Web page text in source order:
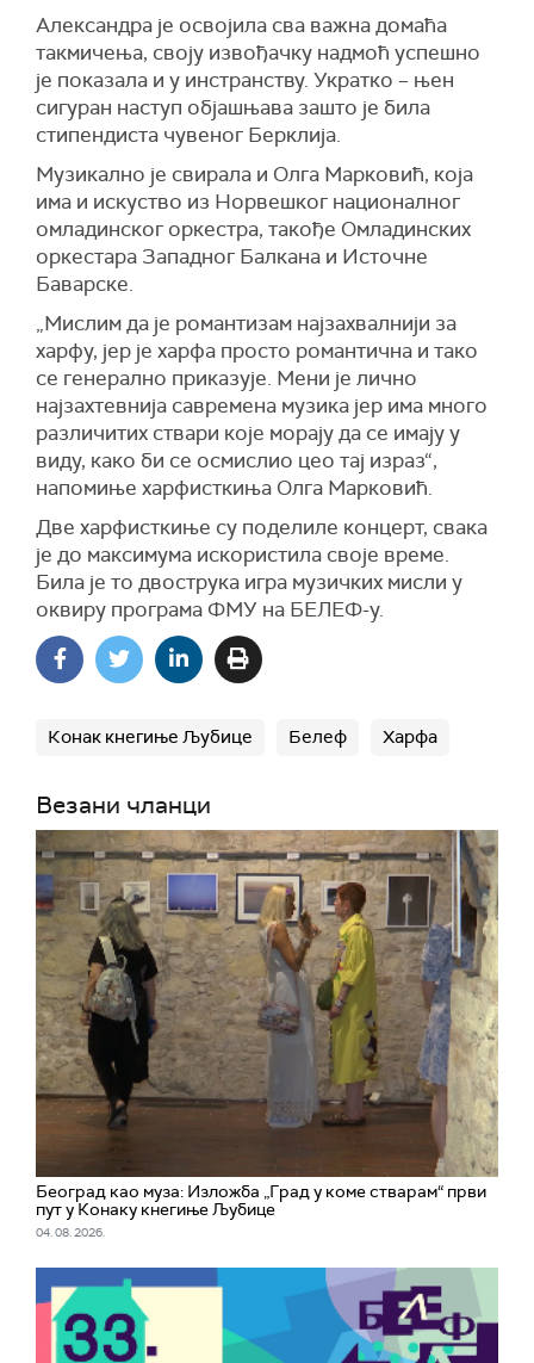
Александра је освојила сва важна домаћа
такмичења, своју извођачку надмоћ успешно
је показала и у инстранству. Укратко – њен
сигуран наступ објашњава зашто је била
стипендиста чувеног Берклија.
Музикално је свирала и Олга Марковић, која
има и искуство из Норвешког националног
омладинског оркестра, такође Омладинских
оркестара Западног Балкана и Источне
Баварске.
„Мислим да је романтизам најзахвалнији за
харфу, јер је харфа просто романтична и тако
се генерално приказује. Мени је лично
најзахтевнија савремена музика јер има много
различитих ствари које морају да се имају у
виду, како би се осмислио цео тај израз“,
напомиње харфисткиња Олга Марковић.
Две харфисткиње су поделиле концерт, свака
је до максимума искористила своје време.
Била је то двострука игра музичких мисли у
оквиру програма ФМУ на БЕЛЕФ-у.
Конак кнегиње Љубице Белеф Харфа
Везани чланци
Београд као муза: Изложба „Град у коме стварам“ први
пут у Конаку кнегиње Љубице
04. 08. 2026.